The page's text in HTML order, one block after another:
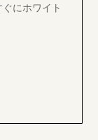
にホワイト